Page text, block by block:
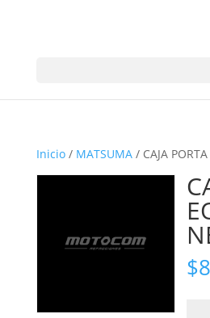
Inicio/ MATSUMA/ CAJA PORTA
$